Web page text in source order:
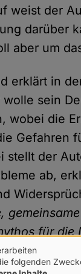
weist der
darüber
aber um
erklärt in
sein
wobei die
Gefahren
stellt der
ab,
für die
und
das
folgenden